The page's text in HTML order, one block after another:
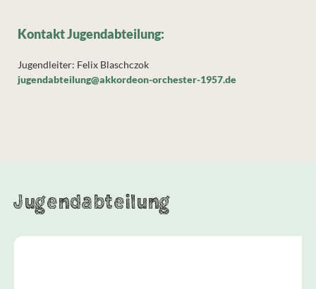
Kontakt Jugendabteilung:
Jugendleiter: Felix Blaschczok
jugendabteilung@akkordeon-orchester-1957.de
Jugendabteilung